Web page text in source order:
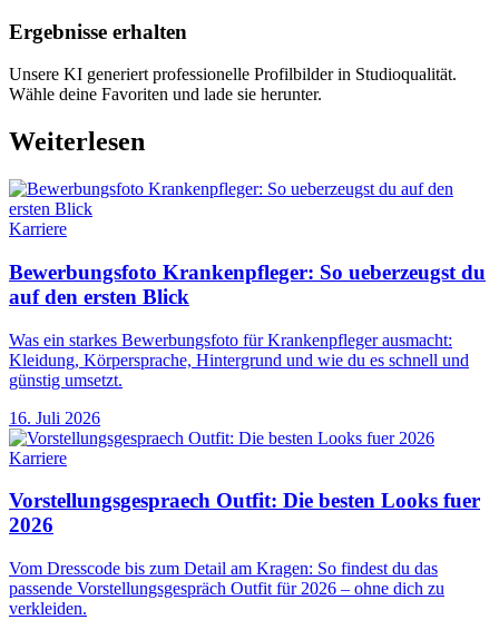
Ergebnisse erhalten
Unsere KI generiert professionelle Profilbilder in Studioqualität.
Wähle deine Favoriten und lade sie herunter.
Weiterlesen
Karriere
Bewerbungsfoto Krankenpfleger: So ueberzeugst du
auf den ersten Blick
Was ein starkes Bewerbungsfoto für Krankenpfleger ausmacht:
Kleidung, Körpersprache, Hintergrund und wie du es schnell und
günstig umsetzt.
16. Juli 2026
Karriere
Vorstellungsgespraech Outfit: Die besten Looks fuer
2026
Vom Dresscode bis zum Detail am Kragen: So findest du das
passende Vorstellungsgespräch Outfit für 2026 – ohne dich zu
verkleiden.